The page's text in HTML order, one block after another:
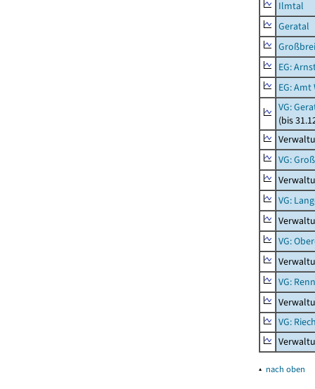
Ilmtal
Geratal
EG:
EG:
VG:
(bis
VG:
VG:
VG:
VG:
VG:
▴ nach oben